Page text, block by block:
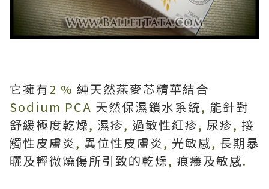
它擁有2 % 純天然燕麥芯精華結合
Sodium PCA 天然保濕鎖水系統, 能針對
舒緩極度乾燥, 濕疹, 過敏性紅疹, 尿疹, 接
觸性皮膚炎, 異位性皮膚炎, 光敏感, 長期暴
曬及輕微燒傷所引致的乾燥, 痕癢及敏感.